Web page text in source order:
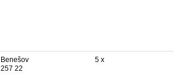
Benešov
257 22
5 x